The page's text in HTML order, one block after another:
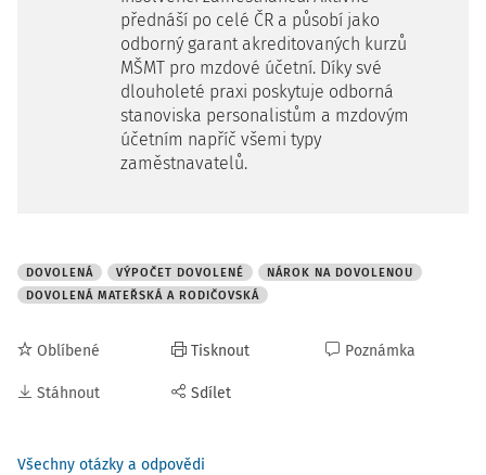
přednáší po celé ČR a působí jako
odborný garant akreditovaných kurzů
MŠMT pro mzdové účetní. Díky své
dlouholeté praxi poskytuje odborná
stanoviska personalistům a mzdovým
účetním napříč všemi typy
zaměstnavatelů.
DOVOLENÁ VÝPOČET DOVOLENÉ
NÁROK NA DOVOLENOU
DOVOLENÁ MATEŘSKÁ A RODIČOVSKÁ
Oblíbené
Stáhnout
Tisknout
Sdílet
Poznámka
Všechny otázky a odpovědi